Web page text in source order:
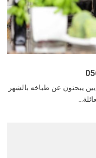
يبحثون عن طباخه بالشهر